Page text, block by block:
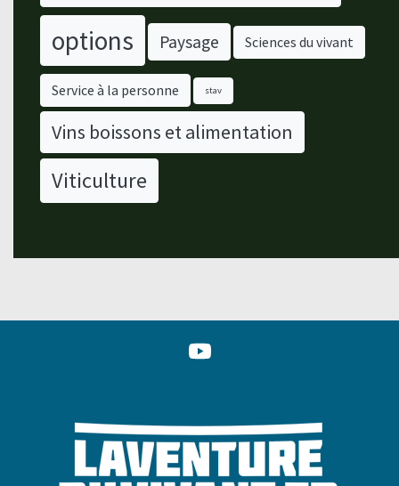
options
Paysage Sciences du vivant
Service à la personne stav
Vins boissons et alimentation
Viticulture